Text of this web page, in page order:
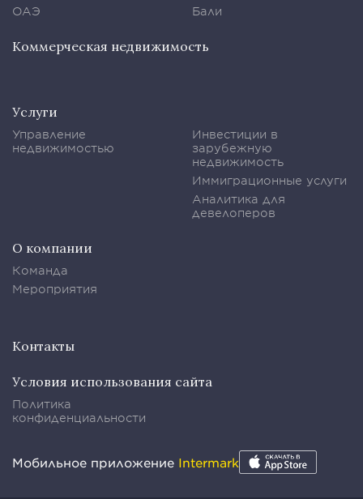
ОАЭ
Бали
Коммерческая недвижимость
Услуги
Управление
недвижимостью
Инвестиции в
зарубежную
недвижимость
Иммиграционные услуги
Аналитика для
девелоперов
О компании
Команда
Мероприятия
Контакты
Условия использования сайта
Политика
конфиденциальности
Мобильное приложение Intermark